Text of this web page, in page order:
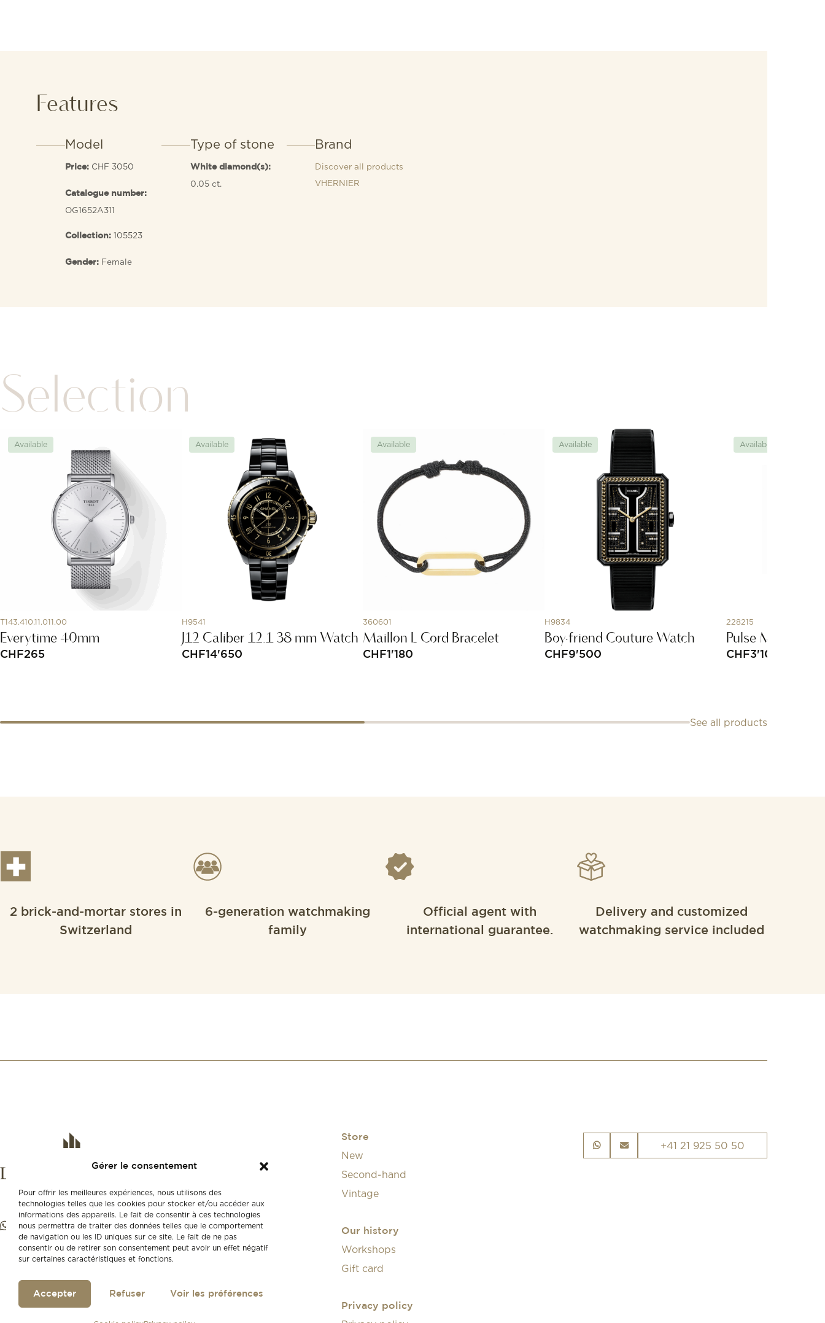
Gérer le consentement
Pour offrir les meilleures expériences, nous utilisons des
technologies telles que les cookies pour stocker et/ou accéder aux
informations des appareils. Le fait de consentir à ces technologies
nous permettra de traiter des données telles que le comportement
de navigation ou les ID uniques sur ce site. Le fait de ne pas
consentir ou de retirer son consentement peut avoir un effet négatif
sur certaines caractéristiques et fonctions.
Accepter Refuser Voir les préférences
Features
Model
Price: CHF 3050
Catalogue number:
OG1652A311
Collection:105523
Gender: Female
Type of stone
White diamond(s):
0.05 ct.
Brand
Discover all products
VHERNIER
Selection
Available
T143.410.11.011.00
Everytime 40mm
CHF265
Available
H9541
J12 Caliber 12.1 38 mm Watch
CHF14'650
Available
360601
Maillon L Cord Bracelet
CHF1'180
Available
H9834
Boy·friend Couture Watch
CHF9'500
Available
228215
Pulse Medium
CHF3'100
See all products
2 brick-and-mortar stores in
Switzerland
6-generation watchmaking
family
Official agent with
international guarantee.
Delivery and customized
watchmaking service included
Store
New
Second-hand
Vintage
Our history
Workshops
Gift card
Privacy policy
+41 21 925 50 50